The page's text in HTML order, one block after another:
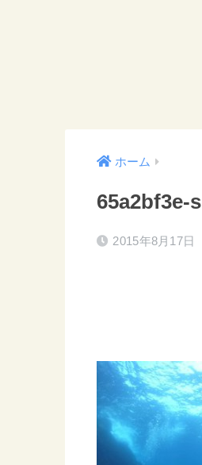
ホーム
65a2bf3e-s
2015年8月17日